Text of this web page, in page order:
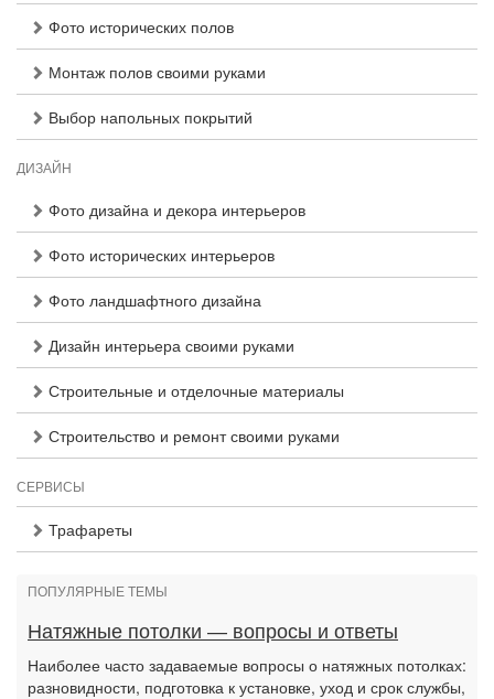
Фото исторических полов
Монтаж полов своими руками
Выбор напольных покрытий
ДИЗАЙН
Фото дизайна и декора интерьеров
Фото исторических интерьеров
Фото ландшафтного дизайна
Дизайн интерьера своими руками
Строительные и отделочные материалы
Строительство и ремонт своими руками
СЕРВИСЫ
Трафареты
ПОПУЛЯРНЫЕ ТЕМЫ
Натяжные потолки — вопросы и ответы
Наиболее часто задаваемые вопросы о натяжных потолках:
разновидности, подготовка к установке, уход и срок службы,